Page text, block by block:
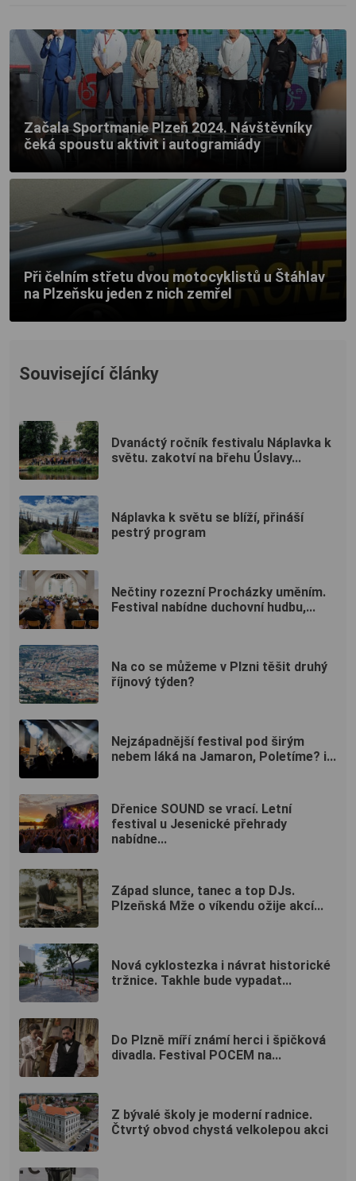
Začala Sportmanie Plzeň 2024. Návštěvníky
čeká spoustu aktivit i autogramiády
Při čelním střetu dvou motocyklistů u Štáhlav
na Plzeňsku jeden z nich zemřel
Související články
Dvanáctý ročník festivalu Náplavka k
světu. zakotví na břehu Úslavy...
Náplavka k světu se blíží, přináší
pestrý program
Nečtiny rozezní Procházky uměním.
Festival nabídne duchovní hudbu,...
Na co se můžeme v Plzni těšit druhý
říjnový týden?
Nejzápadnější festival pod širým
nebem láká na Jamaron, Poletíme? i...
Dřenice SOUND se vrací. Letní
festival u Jesenické přehrady
nabídne...
Západ slunce, tanec a top DJs.
Plzeňská Mže o víkendu ožije akcí...
Nová cyklostezka i návrat historické
tržnice. Takhle bude vypadat...
Do Plzně míří známí herci i špičková
divadla. Festival POCEM na...
Z bývalé školy je moderní radnice.
Čtvrtý obvod chystá velkolepou akci